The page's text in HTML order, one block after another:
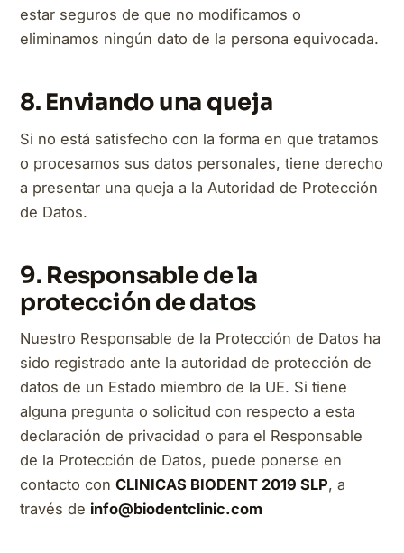
estar seguros de que no modificamos o
eliminamos ningún dato de la persona equivocada.
8. Enviando una queja
Si no está satisfecho con la forma en que tratamos
o procesamos sus datos personales, tiene derecho
a presentar una queja a la Autoridad de Protección
de Datos.
9. Responsable de la
protección de datos
Nuestro Responsable de la Protección de Datos ha
sido registrado ante la autoridad de protección de
datos de un Estado miembro de la UE. Si tiene
alguna pregunta o solicitud con respecto a esta
declaración de privacidad o para el Responsable
de la Protección de Datos, puede ponerse en
contacto con CLINICAS BIODENT 2019 SLP, a
través de info@biodentclinic.com